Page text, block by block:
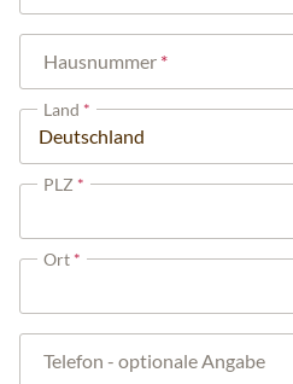
Hausnummer
Land
PLZ
Ort
Telefon - optionale Angabe